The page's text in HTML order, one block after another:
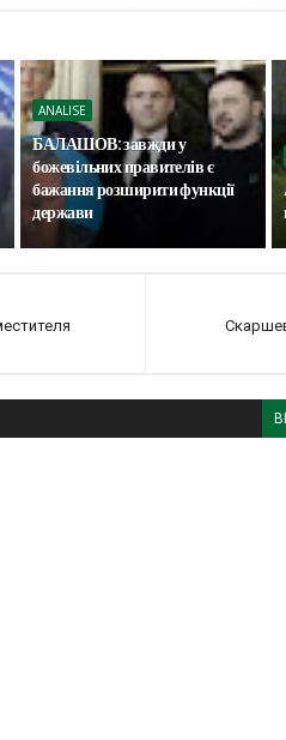
ANALISE
БАЛАШОВ: завжди у
божевільних правителів є
бажання розширити функції
держави